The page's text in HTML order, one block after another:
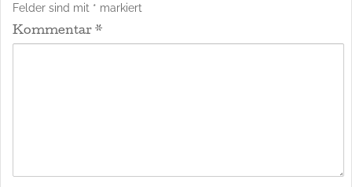
Felder sind mit * markiert
Kommentar *